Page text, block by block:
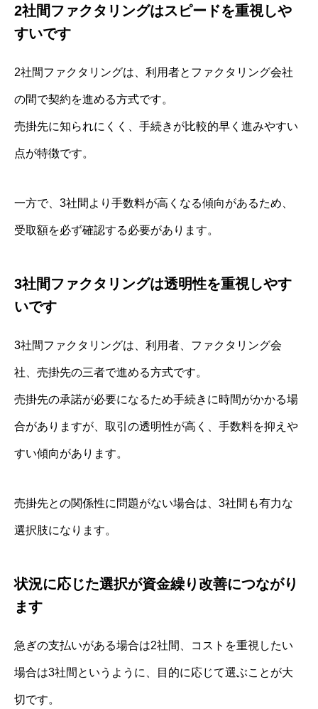
2社間ファクタリングはスピードを重視しや
すいです
2社間ファクタリングは、利用者とファクタリング会社
の間で契約を進める方式です。
売掛先に知られにくく、手続きが比較的早く進みやすい
点が特徴です。
一方で、3社間より手数料が高くなる傾向があるため、
受取額を必ず確認する必要があります。
3社間ファクタリングは透明性を重視しやす
いです
3社間ファクタリングは、利用者、ファクタリング会
社、売掛先の三者で進める方式です。
売掛先の承諾が必要になるため手続きに時間がかかる場
合がありますが、取引の透明性が高く、手数料を抑えや
すい傾向があります。
売掛先との関係性に問題がない場合は、3社間も有力な
選択肢になります。
状況に応じた選択が資金繰り改善につながり
ます
急ぎの支払いがある場合は2社間、コストを重視したい
場合は3社間というように、目的に応じて選ぶことが大
切です。